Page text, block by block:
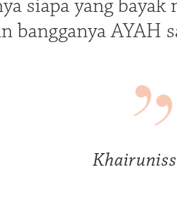
siapa yang
bangganya AYAH